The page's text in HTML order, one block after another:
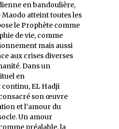
en bandoulière,
Maodo atteint toutes les
le Prophète comme
de vie, comme
mais aussi
aux crises diverses
Dans un
en
EL Hadji
son œuvre
et l’amour du
Un amour
préalable, la